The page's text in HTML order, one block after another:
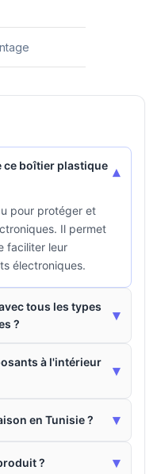
ce boîtier plastique
▾
pour protéger et
Il permet
faciliter leur
électroniques.
tous les types
?
▾
à l'intérieur
▾
en Tunisie ? ▾
? ▾